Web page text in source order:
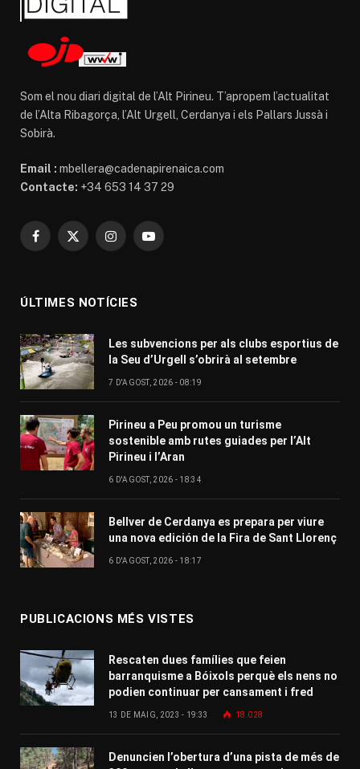
Som el nou diari digital de l’Alt Pirineu. T’apropem l’actualitat
de l’Alta Ribagorça, l’Alt Urgell, Cerdanya i els Pallars Jussà i
Sobirà.
Email : mbellera@cadenapirenaica.com
Contacte: +34 653 14 37 29
Facebook
X
InstagramYouTube
ÚLTIMES NOTÍCIES
Les subvencions per als clubs esportius de
la Seu d’Urgell s’obrirà al setembre
7 D'AGOST, 2026 - 08:19
Pirineu a Peu promou un turisme
sostenible amb rutes guiades per l’Alt
Pirineu i l’Aran
6 D'AGOST, 2026 - 18:34
Bellver de Cerdanya es prepara per viure
una nova edición de la Fira de Sant Llorenç
6 D'AGOST, 2026 - 18:17
PUBLICACIONS MÉS VISTES
Rescaten dues famílies que feien
barranquisme a Bóixols perquè els nens no
podien continuar per cansament i fred
13 DE MAIG, 2023 - 19:33 18.028
Denuncien l’obertura d’una pista de més de